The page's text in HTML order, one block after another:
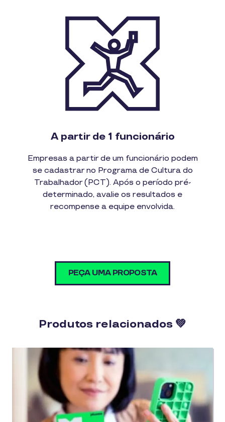
A partir de 1 funcionário
Empresas a partir de um funcionário podem
se cadastrar no Programa de Cultura do
Trabalhador (PCT). Após o período pré-
determinado, avalie os resultados e
recompense a equipe envolvida.
PEÇA UMA PROPOSTA
Produtos relacionados 💚